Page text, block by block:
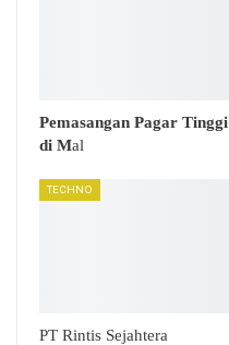
Pemasangan Pagar Tinggi
di Mal
TECHNO
PT Rintis Sejahtera